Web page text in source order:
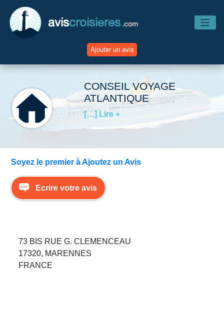
aviscroisieres .com
Ajouter un avis
Accueil
Avis Compagnies
Avis Escales
CONSEIL VOYAGE
ATLANTIQUE
[…] Lire +
Soyez le premier à Ajoutez un Avis
Ecrire votre avis
73 BIS RUE G. CLEMENCEAU
17320, MARENNES
FRANCE